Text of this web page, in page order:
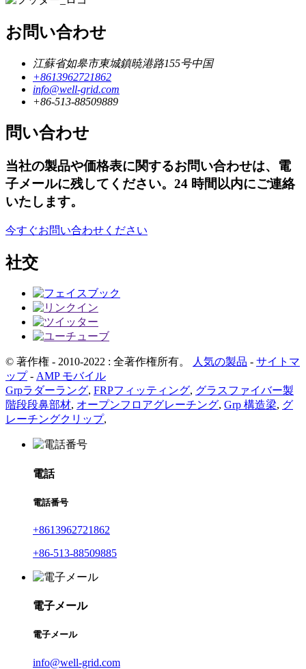
お問い合わせ
江蘇省如皋市東城鎮暁港路155号中国
+8613962721862
info@well-grid.com
+86-513-88509889
問い合わせ
当社の製品や価格表に関するお問い合わせは、電
子メールに残してください。24 時間以内にご連絡
いたします。
今すぐお問い合わせください
社交
© 著作権 - 2010-2022 : 全著作権所有。 人気の製品 - サイトマ
ップ- AMP モバイル
Grpラダーラング, FRPフィッティング, グラスファイバー製
階段段鼻部材, オープンフロアグレーチング, Grp 構造梁, グ
レーチングクリップ,
電話
電話番号
+8613962721862
+86-513-88509885
電子メール
電子メール
info@well-grid.com